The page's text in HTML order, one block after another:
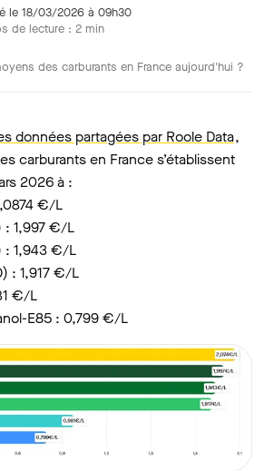
le 18/03/2026 à 09h30
de lecture : 2 min
des carburants en France aujourd'hui ?
données partagées par Roole Data,
carburants en France s’établissent
2026 à :
€/L
: 1,997 €/L
: 1,943 €/L
: 1,917 €/L
€/L
E85 : 0,799 €/L